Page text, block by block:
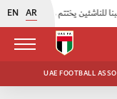
EN AR
UAE FOOTBALL